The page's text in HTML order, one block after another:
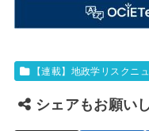
【連載】地政学リスクニ
シェアもお願い